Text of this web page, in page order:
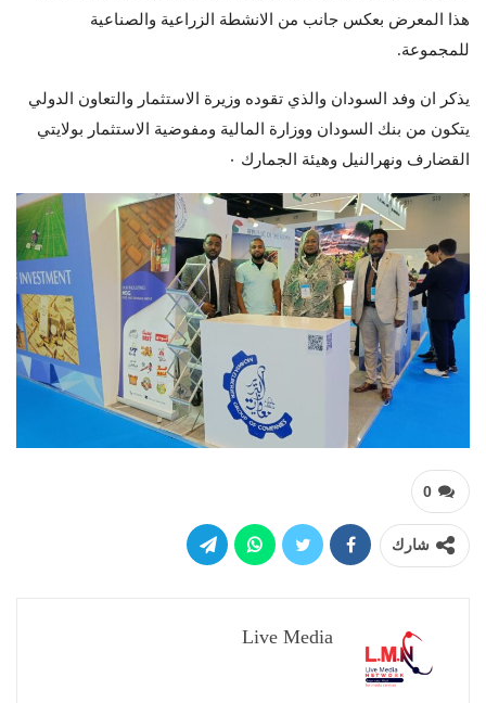
هذا المعرض بعكس جانب من الانشطة الزراعية والصناعية
للمجموعة.
يذكر ان وفد السودان والذي تقوده وزيرة الاستثمار والتعاون الدولي
يتكون من بنك السودان ووزارة المالية ومفوضية الاستثمار بولايتي
القضارف ونهرالنيل وهيئة الجمارك ٠
0
شارك
Live Media